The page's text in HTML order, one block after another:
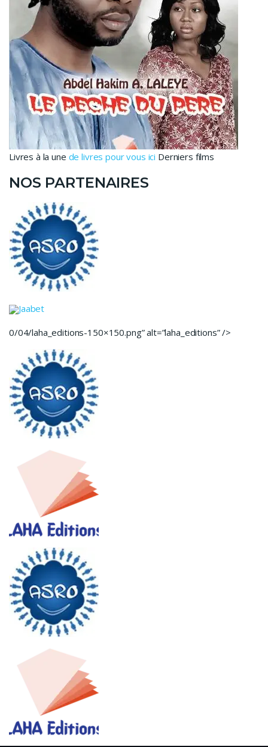
Livres à la une de livres pour vous ici Derniers films
NOS PARTENAIRES
Jaabet
0/04/laha_editions-150×150.png” alt=”laha_editions” />